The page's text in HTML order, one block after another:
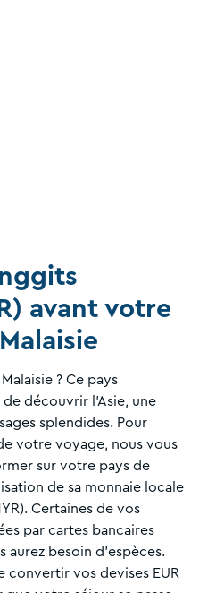
avant votre
? Ce pays
découvrir l'Asie, une
splendides. Pour
votre voyage, nous vous
sur votre pays de
de sa monnaie locale
Certaines de vos
par cartes bancaires
aurez besoin d'espèces.
convertir vos devises EUR